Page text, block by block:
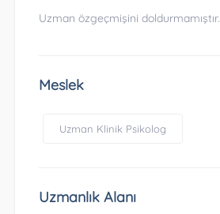
Uzman özgeçmişini doldurmamıştır.
Meslek
Uzman Klinik Psikolog
Uzmanlık Alanı